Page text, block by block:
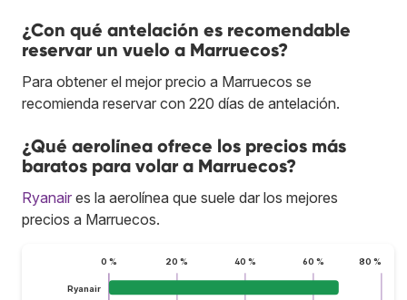
¿Con qué antelación es recomendable
reservar un vuelo a Marruecos?
Para obtener el mejor precio a Marruecos se
recomienda reservar con 220 días de antelación.
¿Qué aerolínea ofrece los precios más
baratos para volar a Marruecos?
Ryanair es la aerolínea que suele dar los mejores
precios a Marruecos.
0 % 20 % 40 % 60 % 80 %
Ryanair